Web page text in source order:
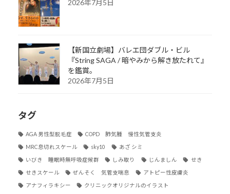
2026年7月5日
【新国立劇場】バレエ団ダブル・ビル
『String SAGA / 暗やみから解き放たれて』
を鑑賞。
2026年7月5日
タグ
AGA 男性型脱毛症 COPD 肺気腫 慢性気管支炎
MRC息切れスケール sky10 あざ シミ
いびき 睡眠時無呼吸症候群 しみ取り じんましん せき
せきスケール ぜんそく 気管支喘息 アトピー性皮膚炎
アナフィラキシー クリニックオリジナルのイラスト